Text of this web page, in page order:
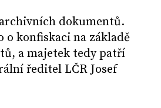
dokumentů.
o konfiskaci na základě
a majetek tedy patří
ředitel LČR Josef